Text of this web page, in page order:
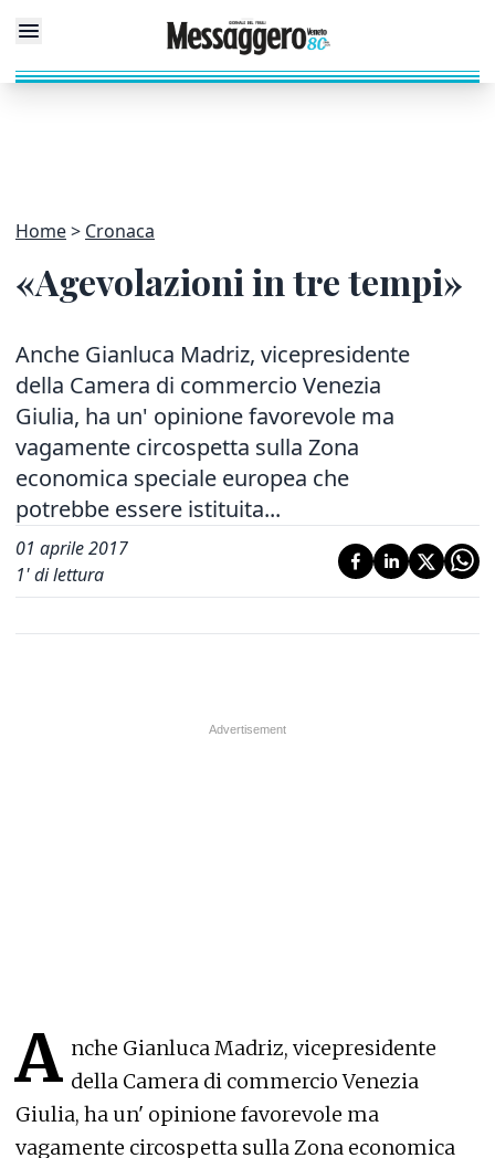
Home Cronaca
«Agevolazioni in tre tempi»
Anche Gianluca Madriz, vicepresidente
della Camera di commercio Venezia
Giulia, ha un' opinione favorevole ma
vagamente circospetta sulla Zona
economica speciale europea che
potrebbe essere istituita...
01 aprile 2017
1' di lettura
A nche Gianluca Madriz, vicepresidente
della Camera di commercio Venezia
Giulia, ha un' opinione favorevole ma
vagamente circospetta sulla Zona economica